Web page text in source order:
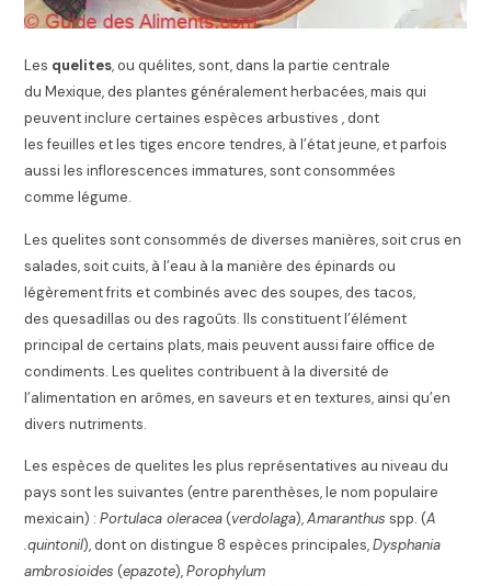
Les quelites, ou quélites, sont, dans la partie centrale
du Mexique, des plantes généralement herbacées, mais qui
peuvent inclure certaines espèces arbustives , dont
les feuilles et les tiges encore tendres, à l’état jeune, et parfois
aussi les inflorescences immatures, sont consommées
comme légume.
Les quelites sont consommés de diverses manières, soit crus en
salades, soit cuits, à l’eau à la manière des épinards ou
légèrement frits et combinés avec des soupes, des tacos,
des quesadillas ou des ragoûts. Ils constituent l’élément
principal de certains plats, mais peuvent aussi faire office de
condiments. Les quelites contribuent à la diversité de
l’alimentation en arômes, en saveurs et en textures, ainsi qu’en
divers nutriments.
Les espèces de quelites les plus représentatives au niveau du
pays sont les suivantes (entre parenthèses, le nom populaire
mexicain) :Portulaca oleracea(verdolaga),Amaranthus spp. (A
.quintonil), dont on distingue 8 espèces principales,Dysphania
ambrosioides (epazote),Porophylum